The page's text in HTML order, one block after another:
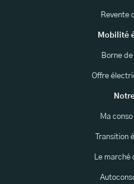
Revente
Mobilité
Borne
Offre
Ma
Transition
Le marché